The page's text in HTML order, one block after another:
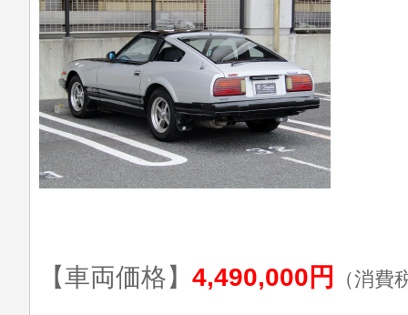
【車両価格】 4,490,000円 （消費